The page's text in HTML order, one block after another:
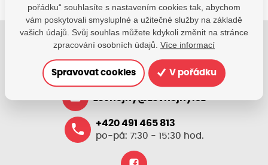
Jsme tu pro Vaše děti.
Jsme k dispozici, pokud potřebujete pomoci.
zsvhejny@zsvhejny.cz
+420 491 465 813
po-pá: 7:30 - 15:30 hod.
pořádku“ souhlasíte s nastavením cookies tak, abychom
vám poskytovali smysluplné a užitečné služby na základě
vašich údajů. Svůj souhlas můžete kdykoli změnit na stránce
zpracování osobních údajů. Více informací
Spravovat cookies V pořádku